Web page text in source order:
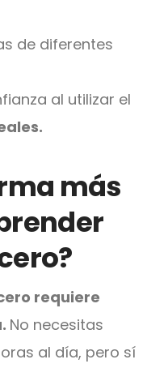
de diferentes
al utilizar el
más
requiere
No necesitas
al día, pero sí